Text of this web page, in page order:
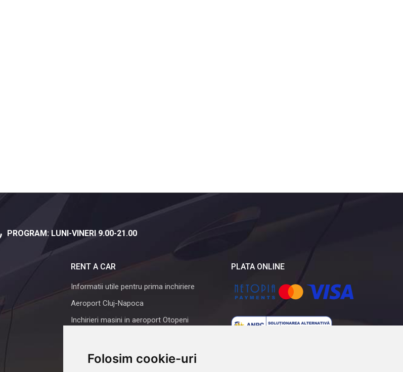
Folosim cookie-uri
PROGRAM: LUNI-VINERI 9.00-21.00
RENT A CAR
Informatii utile pentru prima inchiriere
Aeroport Cluj-Napoca
Inchirieri masini in aeroport Otopeni
Despre noi
PLATA ONLINE